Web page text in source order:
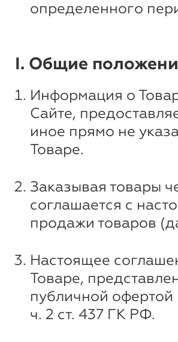
определенного
I. Общие
Информация о
Сайте,
иное прямо не
Товаре.
Заказывая товары
соглашается с
продажи товаров
Настоящее
Товаре,
публичной офертой
ч. 2 ст. 437 ГК РФ.